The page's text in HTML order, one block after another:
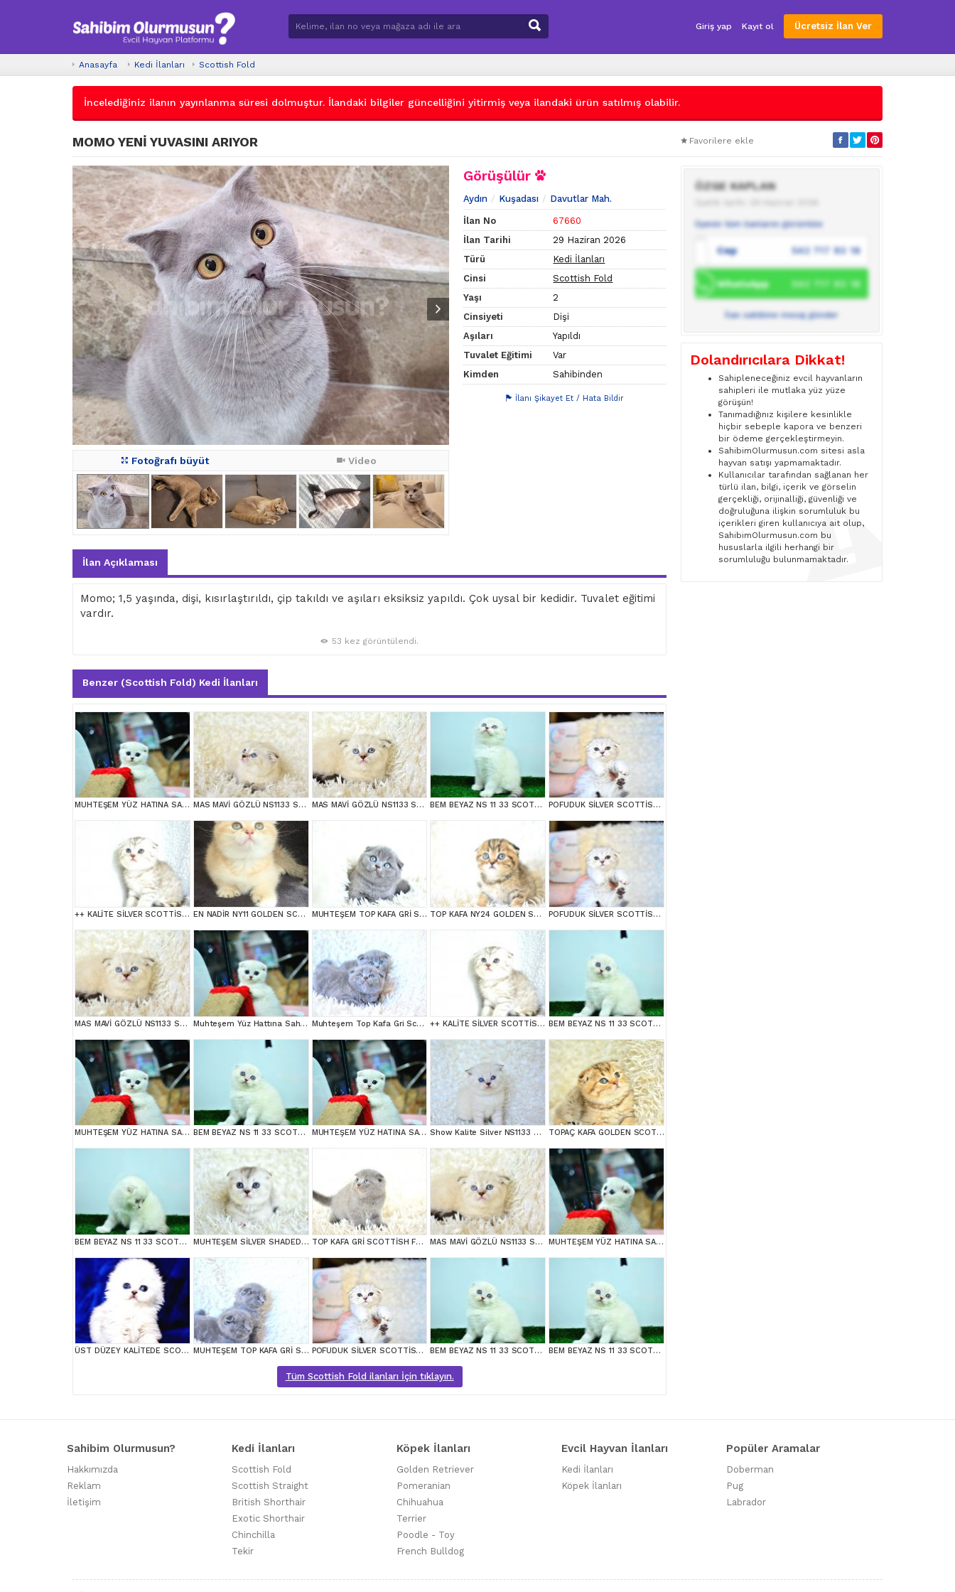
Giriş yap Kayıt ol Ücretsiz İlan Ver
Anasayfa Kedi İlanları Scottish Fold
İncelediğiniz ilanın yayınlanma süresi dolmuştur. İlandaki bilgiler güncelliğini yitirmiş veya ilandaki ürün satılmış olabilir.
MOMO YENİ YUVASINI ARIYOR Favorilere ekle
Fotoğrafı büyüt Video
Görüşülür
Aydın Kuşadası Davutlar Mah.
İlan No
67660
İlan Tarihi
29 Haziran 2026
Türü
Kedi İlanları
Cinsi
Scottish Fold
Yaşı
2
Cinsiyeti
Dişi
Aşıları
Yapıldı
Tuvalet Eğitimi
Var
Kimden
Sahibinden
İlanı Şikayet Et / Hata Bildir
İlan Açıklaması
Momo; 1,5 yaşında, dişi, kısırlaştırıldı, çip takıldı ve aşıları eksiksiz yapıldı. Çok uysal bir kedidir. Tuvalet eğitimi
vardır.
53 kez görüntülendi.
Benzer (Scottish Fold) Kedi İlanları
MUHTEŞEM YÜZ HATINA SAHİP SİLVER SCOTTİSH FOLD MAS MAVİ GÖZLÜ NS1133 SCOTTİSH FOLD erkek MAS MAVİ GÖZLÜ NS1133 SCOTTİSH FOLD BEM BEYAZ NS 11 33 SCOTTİSH FOLD POFUDUK SİLVER SCOTTİSH FOLD
++ KALİTE SİLVER SCOTTİSH FOLD EN NADİR NY11 GOLDEN SCOTTİSH FOLD YAVRUMUZ MUHTEŞEM TOP KAFA GRİ SCOTTİSH FOLD TOP KAFA NY24 GOLDEN SCOTTİSH FOLD POFUDUK SİLVER SCOTTİSH FOLD
MAS MAVİ GÖZLÜ NS1133 SCOTTİSH FOLD erkek Muhteşem Yüz Hattına Sahip Silver Scottish Fold Muhteşem Top Kafa Gri Scottish Fold ++ KALİTE SİLVER SCOTTİSH FOLD BEM BEYAZ NS 11 33 SCOTTİSH FOLD
MUHTEŞEM YÜZ HATINA SAHİP SİLVER SCOTTİSH FOLD BEM BEYAZ NS 11 33 SCOTTİSH FOLD MUHTEŞEM YÜZ HATINA SAHİP SİLVER SCOTTİSH FOLD Show Kalite Silver NS1133 Scottish Fold Yavrumuz TOPAÇ KAFA GOLDEN SCOTTİSH FOLD
BEM BEYAZ NS 11 33 SCOTTİSH FOLD MUHTEŞEM SİLVER SHADED SCOTTİSH FOLD TOP KAFA GRİ SCOTTİSH FOLD MAS MAVİ GÖZLÜ NS1133 SCOTTİSH FOLD erkek MUHTEŞEM YÜZ HATINA SAHİP SİLVER SCOTTİSH FOLD
ÜST DÜZEY KALİTEDE SCOTTİSH FOLD LONGHAİR NS1133 MUHTEŞEM TOP KAFA GRİ SCOTTİSH YAVRULAR POFUDUK SİLVER SCOTTİSH FOLD BEM BEYAZ NS 11 33 SCOTTİSH FOLD BEM BEYAZ NS 11 33 SCOTTİSH FOLD
Tüm Scottish Fold ilanları İçin tıklayın.
ÖZGE KAPLAN
Üyenin tüm ilanlarını görüntüle
Cep 542 717 93 18
WhatsApp 542 717 93 18
İlan sahibine mesaj gönder
Dolandırıcılara Dikkat!
Sahipleneceğiniz evcil hayvanların
sahipleri ile mutlaka yüz yüze
görüşün!
Tanımadığınız kişilere kesinlikle
hiçbir sebeple kapora ve benzeri
bir ödeme gerçekleştirmeyin.
SahibimOlurmusun.com sitesi asla
hayvan satışı yapmamaktadır.
Kullanıcılar tarafından sağlanan her
türlü ilan, bilgi, içerik ve görselin
gerçekliği, orijinalliği, güvenliği ve
doğruluğuna ilişkin sorumluluk bu
içerikleri giren kullanıcıya ait olup,
SahibimOlurmusun.com bu
hususlarla ilgili herhangi bir
sorumluluğu bulunmamaktadır.
Sahibim Olurmusun?
Hakkımızda
Reklam
İletişim
Kedi İlanları
Scottish Fold
Scottish Straight
British Shorthair
Exotic Shorthair
Chinchilla
Tekir
Köpek İlanları
Golden Retriever
Pomeranian
Chihuahua
Terrier
Poodle - Toy
French Bulldog
Evcil Hayvan İlanları
Kedi İlanları
Köpek İlanları
Popüler Aramalar
Doberman
Pug
Labrador